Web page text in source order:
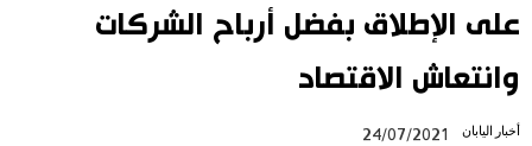
简体字
أحدث الموضوعات
على الإطلاق بفضل أرباح الشركات
وانتعاش الاقتصاد
أخبار اليابان 24/07/2021